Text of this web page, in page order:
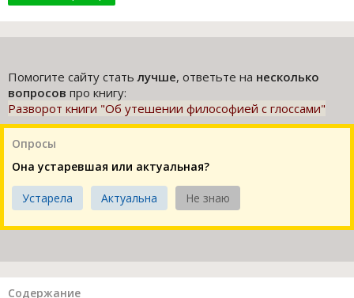
Помогите сайту статьлучше, ответьте на несколько
вопросов про книгу:
Разворот книги "Об утешении философией с глоссами"
Опросы
Она устаревшая или актуальная?
Устарела Актуальна Не знаю
Содержание